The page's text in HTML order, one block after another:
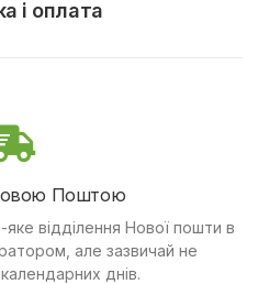
і оплата
Поштою
відділення Нової пошти в
але зазвичай не
днів.